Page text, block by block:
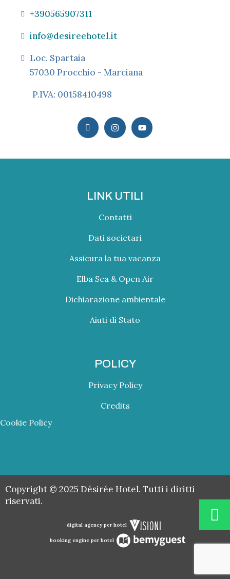
+390565907311
info@desireehotel.it
Loc. Spartaia
57030 Procchio - Marciana
P.IVA: 00158410498
LINK UTILI
Contatti
Dati societari
Assicura la tua vacanza
Elba Sea & Open Air
Dichiarazione ambientale
Aiuti di Stato
POLICY
Privacy Policy
Credits
Cookie Policy
Copyright © 2025 Désirée Hotel. Tutti i diritti
riservati.
digital agency per hotel
booking engine per hotel